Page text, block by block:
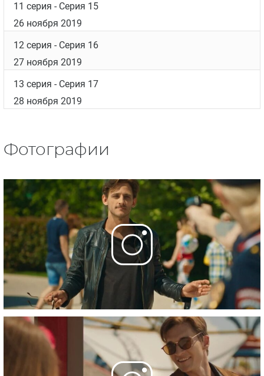
11 серия - Серия 15
26 ноября 2019
12 серия - Серия 16
27 ноября 2019
13 серия - Серия 17
28 ноября 2019
Фотографии